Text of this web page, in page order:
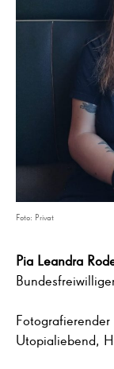
Foto: Privat
Pia Leandra
Utopialiebend,